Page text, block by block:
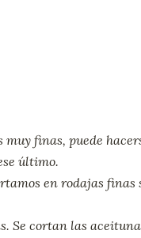
finas, puede
último.
en rodajas finas
Se cortan las